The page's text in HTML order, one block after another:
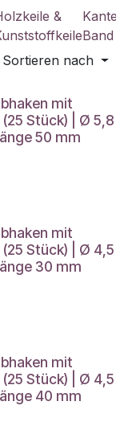
&
Band
Sortieren nach
mit
Stück) | Ø 5,8
50 mm
mit
Stück) | Ø 4,5
30 mm
mit
Stück) | Ø 4,5
40 mm